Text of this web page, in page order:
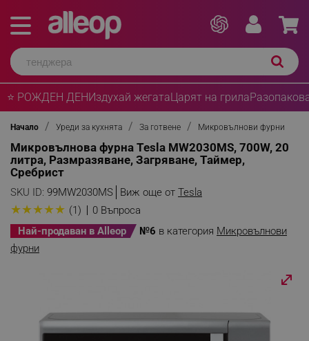
⭐ РОЖДЕН ДЕНИздухай жегатаЦарят на грила
Начало Уреди за кухнята За готвене Микровълнови фурни
Микровълнова фурна Tesla MW2030MS, 700W, 20
литра, Размразяване, Загряване, Таймер,
Сребрист
SKU ID: 99MW2030MS Виж още от Tesla
★★★★★ (1)
0 Въпроса
Най-продаван в Alleop
№6 в категория Микровълнови
фурни